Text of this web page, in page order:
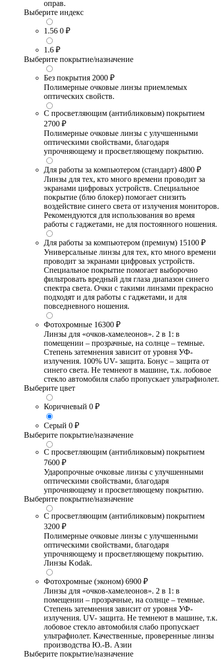
оправ.
Выберите индекс
1.56 0 ₽
1.6 ₽
Выберите покрытие/назначение
Без покрытия 2000 ₽
Полимерные очковые линзы приемлемых
оптических свойств.
С просветляющим (антибликовым) покрытием
2700 ₽
Полимерные очковые линзы с улучшенными
оптическими свойствами, благодаря
упрочняющему и просветляющему покрытию.
Для работы за компьютером (стандарт) 4800 ₽
Линзы для тех, кто много времени проводит за
экранами цифровых устройств. Специальное
покрытие (блю блокер) помогает снизить
воздействие синего света от излучения мониторов.
Рекомендуются для использования во время
работы с гаджетами, не для постоянного ношения.
Для работы за компьютером (премиум) 15100 ₽
Универсальные линзы для тех, кто много времени
проводит за экранами цифровых устройств.
Специальное покрытие помогает выборочно
фильтровать вредный для глаза диапазон синего
спектра света. Очки с такими линзами прекрасно
подходят и для работы с гаджетами, и для
повседневного ношения.
Фотохромные 16300 ₽
Линзы для «очков-хамелеонов». 2 в 1: в
помещении – прозрачные, на солнце – темные.
Степень затемнения зависит от уровня УФ-
излучения. 100% UV- защита. Бонус – защита от
синего света. Не темнеют в машине, т.к. лобовое
стекло автомобиля слабо пропускает ультрафиолет.
Выберите цвет
Коричневый 0 ₽
Серый 0 ₽
Выберите покрытие/назначение
С просветляющим (антибликовым) покрытием
7600 ₽
Ударопрочные очковые линзы с улучшенными
оптическими свойствами, благодаря
упрочняющему и просветляющему покрытию.
Выберите покрытие/назначение
С просветляющим (антибликовым) покрытием
3200 ₽
Полимерные очковые линзы с улучшенными
оптическими свойствами, благодаря
упрочняющему и просветляющему покрытию.
Линзы Kodak.
Фотохромные (эконом) 6900 ₽
Линзы для «очков-хамелеонов». 2 в 1: в
помещении – прозрачные, на солнце – темные.
Степень затемнения зависит от уровня УФ-
излучения. UV- защита. Не темнеют в машине, т.к.
лобовое стекло автомобиля слабо пропускает
ультрафиолет. Качественные, проверенные линзы
производства Ю.-В. Азии
Выберите покрытие/назначение